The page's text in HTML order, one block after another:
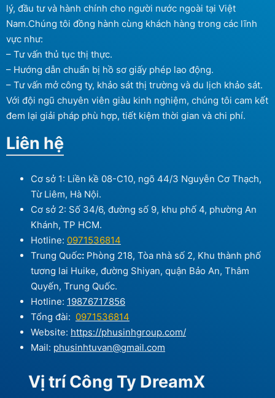
lý, đầu tư và hành chính cho người nước ngoài tại Việt
Nam.Chúng tôi đồng hành cùng khách hàng trong các lĩnh
vực như:
– Tư vấn thủ tục thị thực.
– Hướng dẫn chuẩn bị hồ sơ giấy phép lao động.
– Tư vấn mở công ty, khảo sát thị trường và du lịch khảo sát.
Với đội ngũ chuyên viên giàu kinh nghiệm, chúng tôi cam kết
đem lại giải pháp phù hợp, tiết kiệm thời gian và chi phí.
Liên hệ
Cơ sở 1: Liền kề 08-C10, ngõ 44/3 Nguyễn Cơ Thạch,
Từ Liêm, Hà Nội.
Cơ sở 2: Số 34/6, đường số 9, khu phố 4, phường An
Khánh, TP HCM.
Hotline: 0971536814
Trung Quốc: Phòng 218, Tòa nhà số 2, Khu thành phố
tương lai Huike, đường Shiyan, quận Bảo An, Thâm
Quyến, Trung Quốc.
Hotline: 19876717856
Tổng đài: 0971536814
Website: https://phusinhgroup.com/
Mail: phusinhtuvan@gmail.com
Vị trí Công Ty DreamX